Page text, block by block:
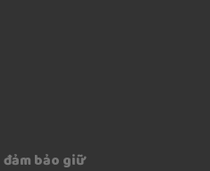
bảo giữ